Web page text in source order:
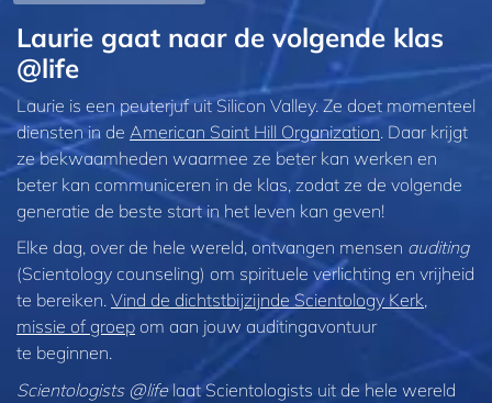
Laurie gaat naar de volgende klas
@life
Laurie is een peuterjuf uit Silicon Valley. Ze doet momenteel
diensten in de American Saint Hill Organization . Daar krijgt
ze bekwaamheden waarmee ze beter kan werken en
beter kan communiceren in de klas, zodat ze de volgende
generatie de beste start in het leven kan geven!
Elke dag, over de hele wereld, ontvangen mensen auditing
(Scientology counseling) om spirituele verlichting en vrijheid
te bereiken. Vind de dichtstbijzijnde Scientology Kerk,
missie of groep om aan jouw auditingavontuur
te beginnen.
Scientologists @lifelaat Scientologists uit de hele wereld